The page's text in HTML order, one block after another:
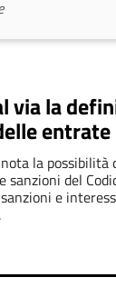
via la
entrate
la possibilità
del
e